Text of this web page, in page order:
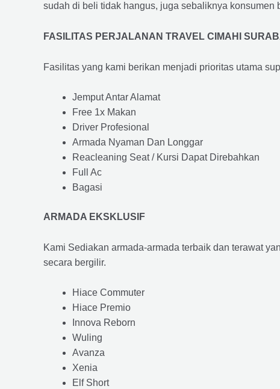
sudah di beli tidak hangus, juga sebaliknya
FASILITAS PERJALANAN TRAVEL CIMAHI
Fasilitas yang kami berikan menjadi prioritas utama
Jemput Antar Alamat
Free 1x Makan
Driver Profesional
Armada Nyaman Dan Longgar
Reacleaning Seat / Kursi Dapat Direbahkan
Full Ac
Bagasi
ARMADA EKSKLUSIF
Kami Sediakan armada-armada terbaik dan terawat
secara bergilir.
Hiace Commuter
Hiace Premio
Innova Reborn
Wuling
Avanza
Xenia
Elf Short